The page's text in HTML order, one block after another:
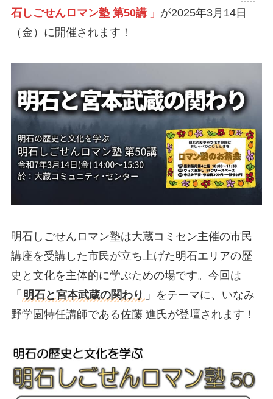
石しごせんロマン塾 第50講 」 が2025年3月14日
（金）に開催されます！
明石しごせんロマン塾は大蔵コミセン主催の市民
講座を受講した市民が立ち上げた明石エリアの歴
史と文化を主体的に学ぶための場です。今回は
「 明石と宮本武蔵の関わり 」をテーマに、いなみ
野学園特任講師である佐藤 進氏が登壇されます！